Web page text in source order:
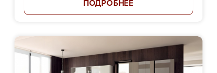
ПОДРОБНЕЕ